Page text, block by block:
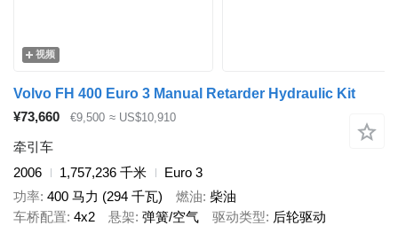
视频
Volvo FH 400 Euro 3 Manual Retarder Hydraulic Kit
¥73,660
€9,500 ≈ US$10,910
牵引车
2006
1,757,236 千米
Euro 3
功率 400 马力 (294 千瓦) 燃油 柴油
车桥配置 4x2 悬架 弹簧/空气 驱动类型 后轮驱动